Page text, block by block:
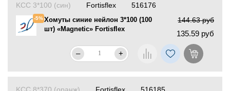
516176
KCC 3*100 (син)
-5%Хомуты синие нейлон 3*100 (100
шт) «Magnetic» Fortisflex
144.63 руб
135.59 руб
Fortisflex
– +
516185
KCC 8*370 (оранж) Fortisflex